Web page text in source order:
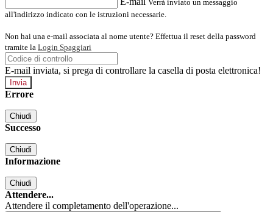
Verrà inviato un messaggio
all'indirizzo indicato con le istruzioni necessarie.
Non hai una e-mail associata al nome utente? Effettua il reset della password
tramite la Login Spaggiari
E-mail inviata, si prega di controllare la casella di posta elettronica!
Errore
Chiudi
Successo
Chiudi
Informazione
Chiudi
Attendere...
Attendere il completamento dell'operazione...